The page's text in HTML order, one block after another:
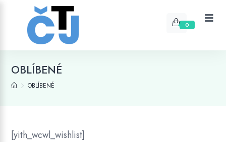
0
OBLÍBENÉ
OBLÍBENÉ
[yith_wcwl_wishlist]